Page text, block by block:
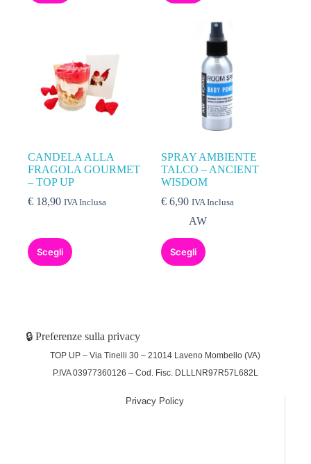
CANDELA ALLA
FRAGOLA GOURMET
– TOP UP
€ 18,90 IVA Inclusa
Scegli
SPRAY AMBIENTE
TALCO – ANCIENT
WISDOM
€ 6,90 IVA Inclusa
AW
Scegli
🔒 Preferenze sulla privacy
TOP UP – Via Tinelli 30 – 21014 Laveno Mombello (VA)
P.IVA 03977360126 – Cod. Fisc. DLLLNR97R57L682L
Privacy Policy